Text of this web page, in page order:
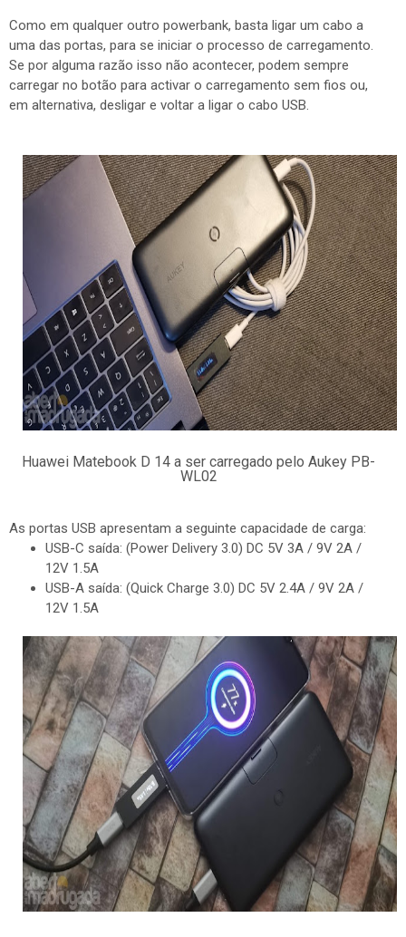
Como em qualquer outro powerbank, basta ligar um cabo a
uma das portas, para se iniciar o processo de carregamento.
Se por alguma razão isso não acontecer, podem sempre
carregar no botão para activar o carregamento sem fios ou,
em alternativa, desligar e voltar a ligar o cabo USB.
Huawei Matebook D 14 a ser carregado pelo Aukey PB-
WL02
As portas USB apresentam a seguinte capacidade de carga:
USB-C saída: (Power Delivery 3.0) DC 5V 3A / 9V 2A /
12V 1.5A
USB-A saída: (Quick Charge 3.0) DC 5V 2.4A / 9V 2A /
12V 1.5A